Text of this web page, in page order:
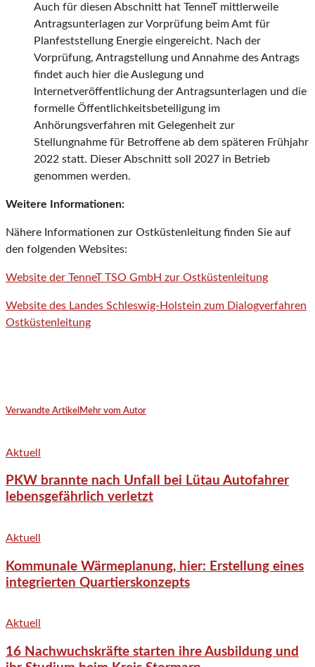
Auch für diesen Abschnitt hat TenneT mittlerweile
Antragsunterlagen zur Vorprüfung beim Amt für
Planfeststellung Energie eingereicht. Nach der
Vorprüfung, Antragstellung und Annahme des Antrags
findet auch hier die Auslegung und
Internetveröffentlichung der Antragsunterlagen und die
formelle Öffentlichkeitsbeteiligung im
Anhörungsverfahren mit Gelegenheit zur
Stellungnahme für Betroffene ab dem späteren Frühjahr
2022 statt. Dieser Abschnitt soll 2027 in Betrieb
genommen werden.
Weitere Informationen:
Nähere Informationen zur Ostküstenleitung finden Sie auf
den folgenden Websites:
Website der TenneT TSO GmbH zur Ostküstenleitung
Website des Landes Schleswig-Holstein zum Dialogverfahren
Ostküstenleitung
Verwandte Artikel Mehr vom Autor
Aktuell
PKW brannte nach Unfall bei Lütau Autofahrer
lebensgefährlich verletzt
Aktuell
Kommunale Wärmeplanung, hier: Erstellung eines
integrierten Quartierskonzepts
Aktuell
16 Nachwuchskräfte starten ihre Ausbildung und